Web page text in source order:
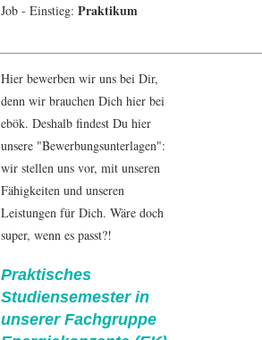
Job - Einstieg: Praktikum
Hier bewerben wir uns bei Dir,
denn wir brauchen Dich hier bei
ebök. Deshalb findest Du hier
unsere "Bewerbungsunterlagen":
wir stellen uns vor, mit unseren
Fähigkeiten und unseren
Leistungen für Dich. Wäre doch
super, wenn es passt?!
Praktisches
Studiensemester in
unserer Fachgruppe